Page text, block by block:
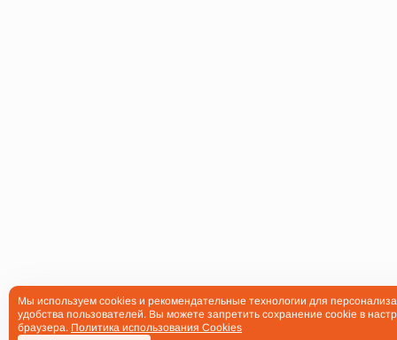
Мы используем cookies и рекомендательные технологии для
удобства пользователей. Вы можете запретить сохранение cookie в
браузера. Политика использования Cookies